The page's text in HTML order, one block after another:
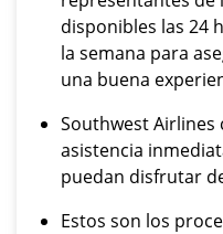
disponibles las 24
la semana para
una buena
Southwest
asistencia
puedan disfrutar
Estos son los